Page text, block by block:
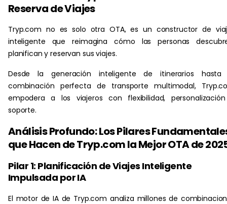
Reserva de Viajes
Tryp.com no es solo otra OTA, es un constructor de
inteligente que reimagina cómo las personas
planifican y reservan sus viajes.
Desde la generación inteligente de itinerarios hasta
combinación perfecta de transporte multimodal,
empodera a los viajeros con flexibilidad,
soporte.
Análisis Profundo: Los Pilares
que Hacen de Tryp.com la Mejor OTA de
Pilar 1: Planificación de Viajes Inteligente
Impulsada por IA
El motor de IA de Tryp.com analiza millones de